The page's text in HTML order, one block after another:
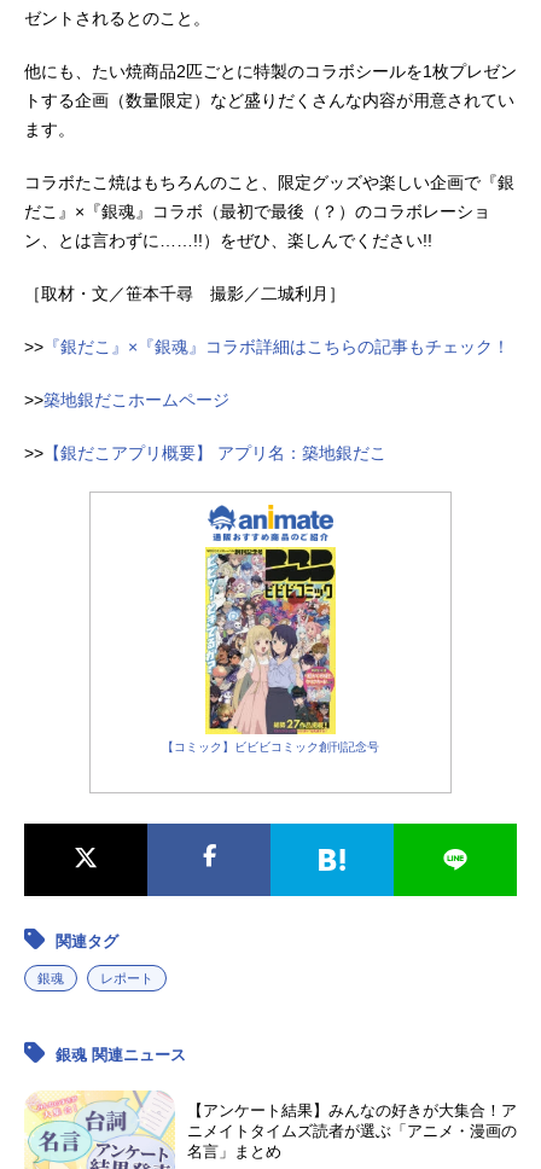
ゼントされるとのこと。
他にも、たい焼商品2匹ごとに特製のコラボシールを1枚プレゼン
トする企画（数量限定）など盛りだくさんな内容が用意されてい
ます。
コラボたこ焼はもちろんのこと、限定グッズや楽しい企画で『銀
だこ』×『銀魂』コラボ（最初で最後（？）のコラボレーショ
ン、とは言わずに……!!）をぜひ、楽しんでください!!
［取材・文／笹本千尋 撮影／二城利月］
>> 『銀だこ』×『銀魂』コラボ詳細はこちらの記事もチェック！
>>築地銀だこホームページ
>> 【銀だこアプリ概要】 アプリ名：築地銀だこ
【コミック】ビビビコミック創刊記念号
関連タグ
銀魂 レポート
銀魂 関連ニュース
【アンケート結果】みんなの好きが大集合！ア
ニメイトタイムズ読者が選ぶ「アニメ・漫画の
名言」まとめ